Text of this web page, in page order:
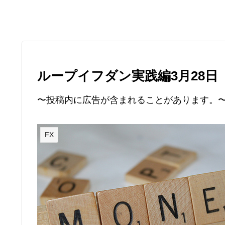
ループイフダン実践編3月28日
〜投稿内に広告が含まれることがあります。
FX